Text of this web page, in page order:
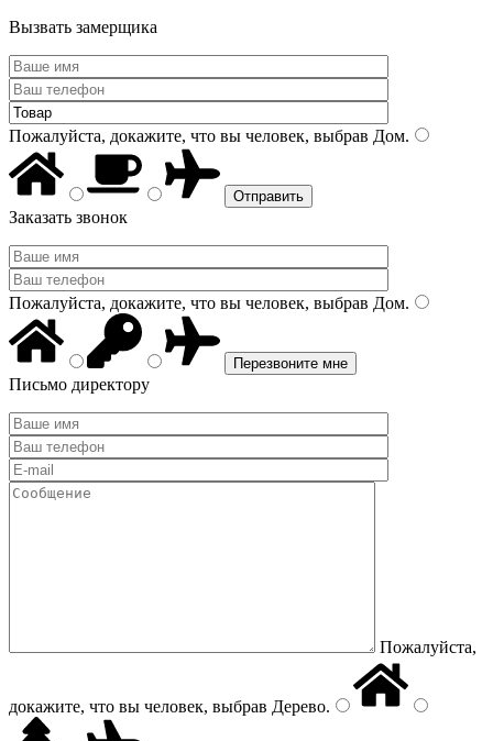
Вызвать замерщика
Пожалуйста, докажите, что вы человек, выбрав Дом.
Заказать звонок
Пожалуйста, докажите, что вы человек, выбрав Дом.
Письмо директору
Пожалуйста,
докажите, что вы человек, выбрав Дерево.